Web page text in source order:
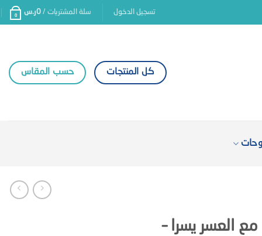
تسجيل الدخول سلة المشتريات / 0ر.س 0
كل المنتجات حسب المقاس
مع العسر يسرا –